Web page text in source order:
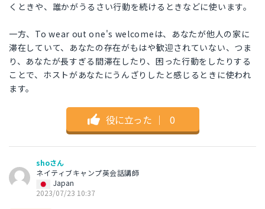
くときや、誰かがうるさい行動を続けるときなどに使います。
一方、To wear out one's welcomeは、あなたが他人の家に
滞在していて、あなたの存在がもはや歓迎されていない、つま
り、あなたが長すぎる間滞在したり、困った行動をしたりする
ことで、ホストがあなたにうんざりしたと感じるときに使われ
ます。
役に立った ｜ 0
shoさん
ネイティブキャンプ英会話講師
Japan
2023/07/23 10:37